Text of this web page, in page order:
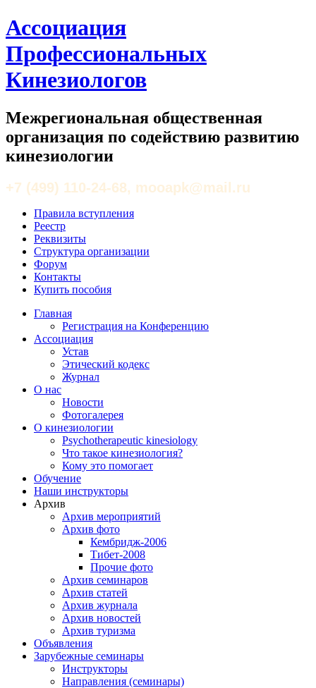
Ассоциация
Профессиональных
Кинезиологов
Межрегиональная общественная
организация по содействию развитию
кинезиологии
+7 (499) 110-24-68, mooapk@mail.ru
Правила вступления
Реестр
Реквизиты
Структура организации
Форум
Контакты
Купить пособия
Главная
Регистрация на Конференцию
Ассоциация
Устав
Этический кодекс
Журнал
О нас
Новости
Фотогалерея
О кинезиологии
Psychotherapeutic kinesiology
Что такое кинезиология?
Кому это помогает
Обучение
Наши инструкторы
Архив
Архив мероприятий
Архив фото
Кембридж-2006
Тибет-2008
Прочие фото
Архив семинаров
Архив статей
Архив журнала
Архив новостей
Архив туризма
Объявления
Зарубежные семинары
Инструкторы
Направления (семинары)